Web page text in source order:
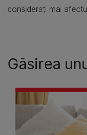
considerați mai
Găsirea